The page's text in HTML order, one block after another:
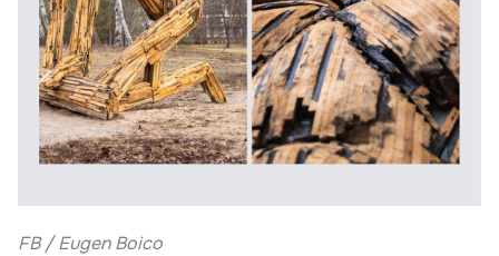
FB / Eugen Boico